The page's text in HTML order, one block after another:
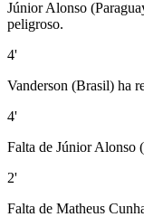
Júnior Alonso
peligroso.
4'
Vanderson (Brasil) ha
4'
Falta de Júnior Alonso
2'
Falta de Matheus